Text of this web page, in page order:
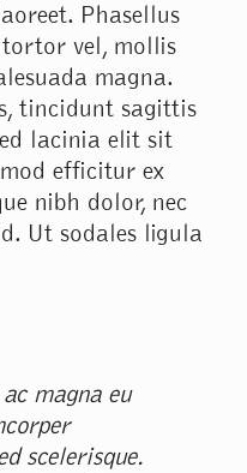
Phasellus
tortor vel, mollis
magna.
tincidunt sagittis
lacinia elit sit
efficitur ex
nibh dolor, nec
Ut sodales ligula
magna eu
scelerisque.